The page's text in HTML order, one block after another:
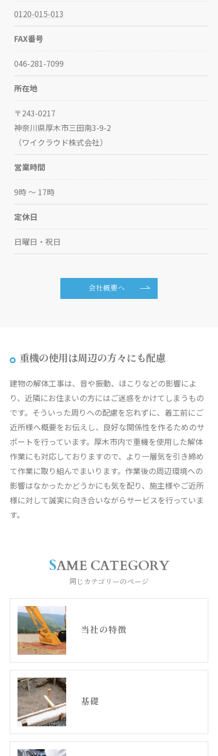
0120-015-013
FAX番号
046-281-7099
所在地
〒243-0217
神奈川県厚木市三田南3-9-2
（ワイクラウド株式会社）
営業時間
9時 〜 17時
定休日
日曜日・祝日
会社概要へ
重機の使用は周辺の方々にも配慮
建物の解体工事は、音や振動、ほこりなどの影響によ
り、近隣にお住まいの方にはご迷惑をかけてしまうもの
です。そういった周りへの配慮を忘れずに、着工前にご
近所様へ概要をお伝えし、良好な関係性を作るためのサ
ポートを行っています。厚木市内で重機を使用した解体
作業にも対応しておりますので、より一層気を引き締め
て作業に取り組んでまいります。作業後の周辺環境への
影響はなかったかどうかにも気を配り、施主様やご近所
様に対して誠実に向き合いながらサービスを行っていま
す。
同じカテゴリーのページ
SAME CATEGORY
当社の特徴
基礎